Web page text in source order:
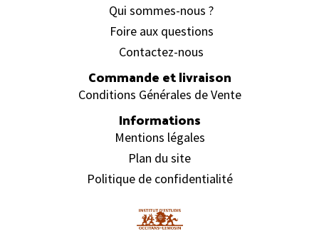
Qui sommes-nous ?
Foire aux questions
Contactez-nous
Commande et livraison
Conditions Générales de Vente
Informations
Mentions légales
Plan du site
Politique de confidentialité